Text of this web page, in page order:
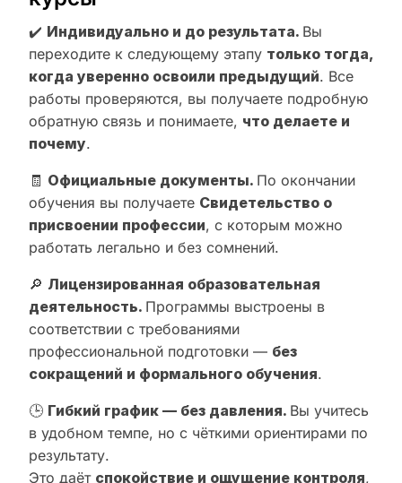
✔️ Индивидуально и до результата. Вы
переходите к следующему этапу только тогда,
когда уверенно освоили предыдущий. Все
работы проверяются, вы получаете подробную
обратную связь и понимаете, что делаете и
почему.
🧾 Официальные документы. По окончании
обучения вы получаете Свидетельство о
присвоении профессии, с которым можно
работать легально и без сомнений.
🔎 Лицензированная образовательная
деятельность. Программы выстроены в
соответствии с требованиями
профессиональной подготовки — без
сокращений и формального обучения.
🕒 Гибкий график — без давления. Вы учитесь
в удобном темпе, но с чёткими ориентирами по
результату.
Это даёт спокойствие и ощущение контроля,